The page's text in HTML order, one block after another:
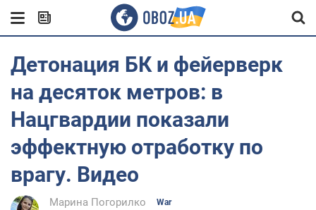
Детонация БК и фейерверк
на десяток метров: в
Нацгвардии показали
эффектную отработку по
врагу. Видео
Марина Погорилко War